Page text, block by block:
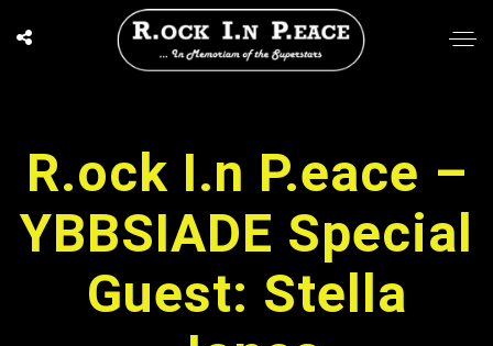
R.ock I.n P.eace –
YBBSIADE Special
Guest: Stella